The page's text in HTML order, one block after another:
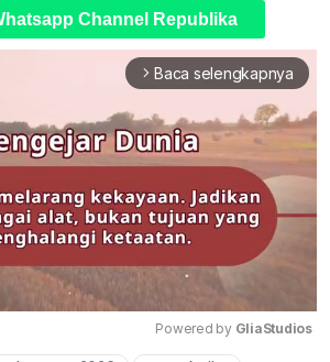
Channel Republika
arrow_forward_ios Baca selengkapnya
Powered by GliaStudios